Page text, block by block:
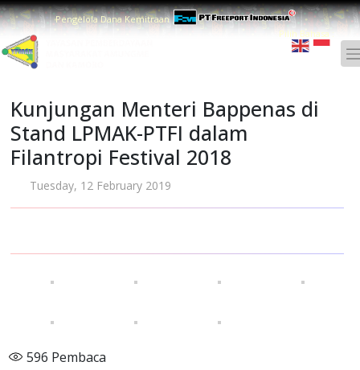
Pengelola Dana Kemitraan
Pilih Bahasa :
Kunjungan Menteri Bappenas di
Stand LPMAK-PTFI dalam
Filantropi Festival 2018
Tuesday, 12 February 2019
596 Pembaca